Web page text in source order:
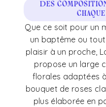
Des
Que ce soit pour un
un baptême ou
plaisir à un proche,
propose un large
florales adaptées
bouquet de roses
plus élaborée en